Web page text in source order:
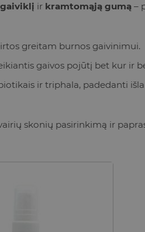
ir kramtomąją gumą –
greitam burnos gaivinimui.
gaivos pojūtį bet kur ir
ir triphala, padedanti
skonių pasirinkimą ir